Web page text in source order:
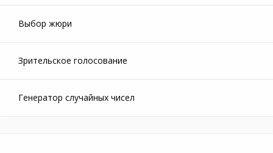
Выбор жюри
Зрительское голосование
Генератор случайных чисел